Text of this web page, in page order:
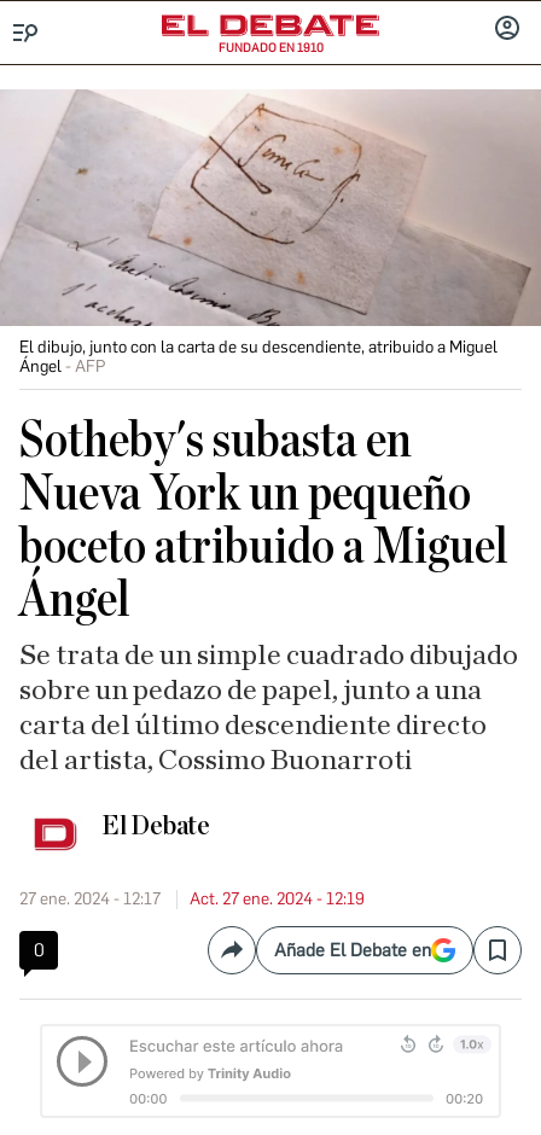
FUNDADO EN 1910
El dibujo, junto con la carta de su descendiente, atribuido a Miguel
Ángel
AFP
Sotheby's subasta en
Nueva York un pequeño
boceto atribuido a Miguel
Ángel
Se trata de un simple cuadrado dibujado
sobre un pedazo de papel, junto a una
carta del último descendiente directo
del artista, Cossimo Buonarroti
El Debate
27 ene. 2024 - 12:17 Act. 27 ene. 2024 - 12:19
0 CompartirAñade El Debate en Save